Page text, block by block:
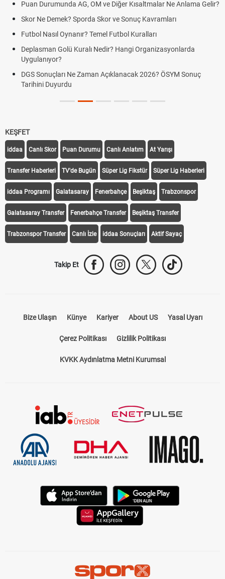
Puan Durumunda AG, OM ve Diğer Kısaltmalar Ne Anlama Gelir?
Skor Ne Demek? Sporda Skor ve Sonuç Kavramları
Futbol Nasıl Oynanır? Temel Futbol Kuralları
Deplasman Golü Kuralı Nedir? Hangi Organizasyonlarda
Uygulanıyor?
DGS Sonuçları Ne Zaman Açıklanacak 2026? ÖSYM Sonuç
Tarihini Duyurdu
KEŞFET
iddaa Canlı Skor Puan Durumu Canlı Anlatım At Yarışı
Transfer Haberleri TV'de Bugün Süper Lig Fikstür Süper Lig Haberleri
iddaa Programı Galatasaray Fenerbahçe Beşiktaş Trabzonspor
Galatasaray Transfer Fenerbahçe Transfer Beşiktaş Transfer
Trabzonspor Transfer Canlı İzle iddaa Sonuçları Aktif Sayaç
Takip Et
Bize Ulaşın Künye Kariyer About US Yasal Uyarı
Çerez Politikası Gizlilik Politikası
KVKK Aydınlatma Metni Kurumsal